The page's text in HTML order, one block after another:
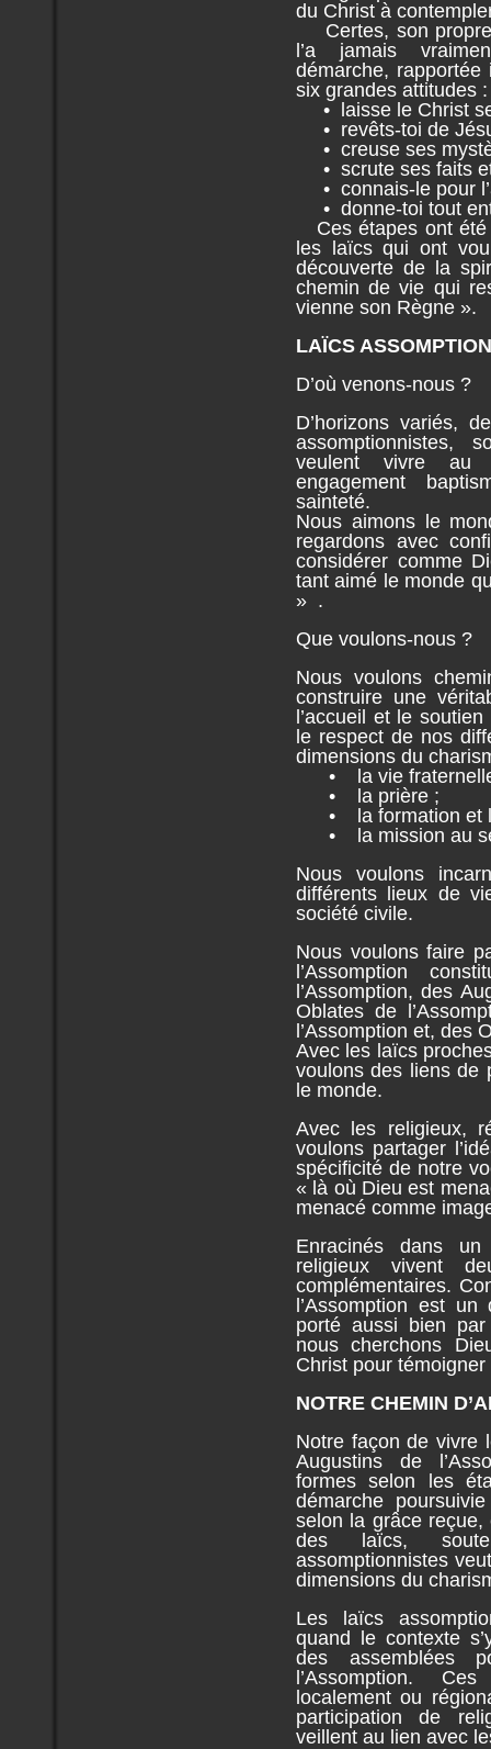
du Christ à
Certes, son propre
l’a jamais
démarche,
six grandes attitudes :
• laisse le Christ
• revêts-toi de
• creuse ses
• scrute ses faits
• connais-le pour
• donne-toi tout
Ces étapes ont été
les laïcs qui ont
découverte de la
chemin de vie qui
vienne son Règne ».
LAÏCS
D’où venons-nous ?
D’horizons variés,
assomptionnistes,
veulent vivre au
engagement
sainteté.
Nous aimons le
regardons avec
considérer comme
tant aimé le monde
» .
Que voulons-nous ?
Nous voulons
construire une
l’accueil et le
le respect de nos
dimensions du
• la vie
• la prière ;
• la formation et
• la mission au
Nous voulons
différents lieux de
société civile.
Nous voulons faire
l’Assomption
l’Assomption, des
Oblates de
l’Assomption et, des
Avec les laïcs
voulons des liens de
le monde.
Avec les religieux,
voulons partager
spécificité de notre
« là où Dieu est
menacé comme
Enracinés dans
religieux vivent
complémentaires.
l’Assomption est
porté aussi bien
nous cherchons
Christ pour
NOTRE CHEMIN
Notre façon de vivre
Augustins de
formes selon les
démarche poursuivie
selon la grâce
des laïcs,
assomptionnistes
dimensions du
Les laïcs
quand le contexte
des assemblées
l’Assomption.
localement ou
participation de
veillent au lien avec